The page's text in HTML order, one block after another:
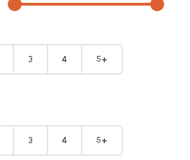
3 4 5+
3 4 5+